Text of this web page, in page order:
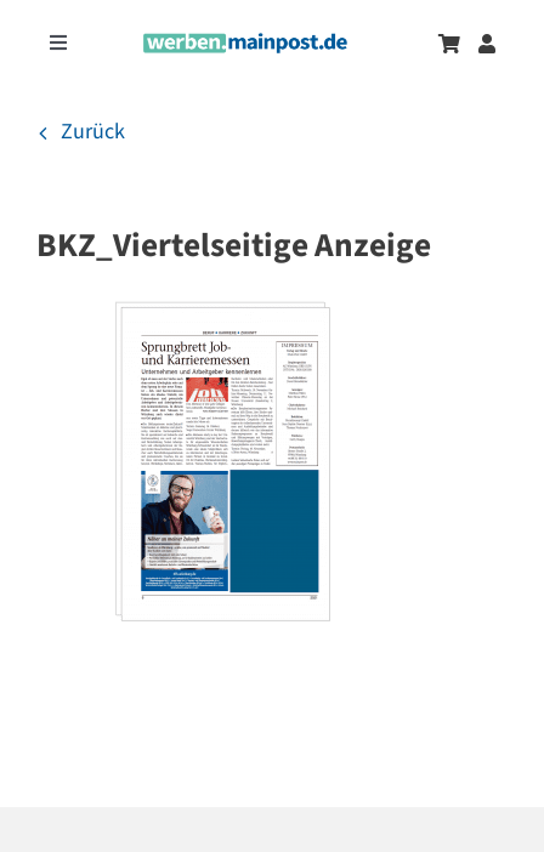
InhaltToggle
Onlinewerbung
Zurück
BKZ_Viertelseitige Anzeige